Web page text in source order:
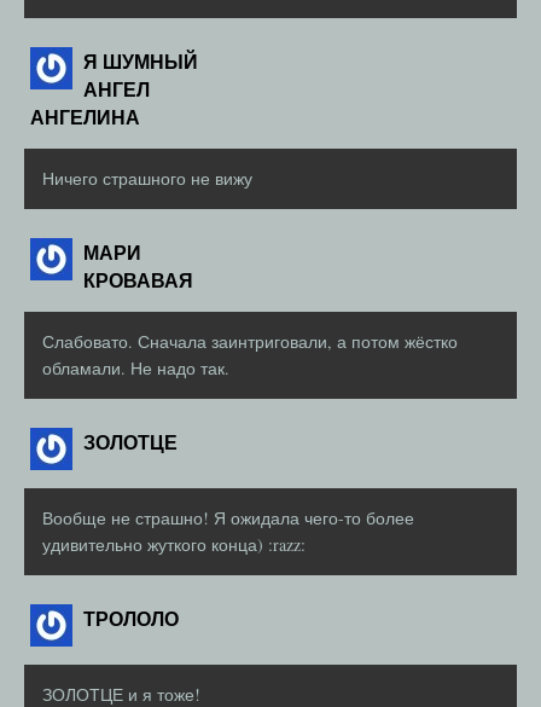
Я ШУМНЫЙ
АНГЕЛ
АНГЕЛИНА
Ничего страшного не вижу
МАРИ
КРОВАВАЯ
Слабовато. Сначала заинтриговали, а потом жёстко
обламали. Не надо так.
ЗОЛОТЦЕ
Вообще не страшно! Я ожидала чего-то более
удивительно жуткого конца) :razz:
ТРОЛОЛО
ЗОЛОТЦЕ и я тоже!